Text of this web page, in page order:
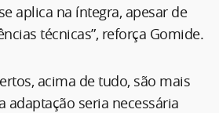
aplica na íntegra, apesar de
técnicas”, reforça Gomide.
acima de tudo, são mais
adaptação seria necessária